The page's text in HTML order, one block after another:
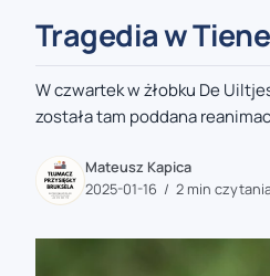
zaobserwuj nas
zaobserwuj nas
Tragedia w
W czwartek w żłobku De
została tam poddana
Mateusz Kapica
2025-01-16
2 min